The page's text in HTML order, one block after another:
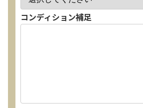
コンディション補足